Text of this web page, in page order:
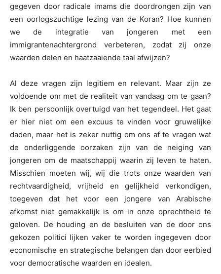
gegeven door radicale imams die doordrongen zijn van
een oorlogszuchtige lezing van de Koran? Hoe kunnen
we de integratie van jongeren met een
immigrantenachtergrond verbeteren, zodat zij onze
waarden delen en haatzaaiende taal afwijzen?
Al deze vragen zijn legitiem en relevant. Maar zijn ze
voldoende om met de realiteit van vandaag om te gaan?
Ik ben persoonlijk overtuigd van het tegendeel. Het gaat
er hier niet om een excuus te vinden voor gruwelijke
daden, maar het is zeker nuttig om ons af te vragen wat
de onderliggende oorzaken zijn van de neiging van
jongeren om de maatschappij waarin zij leven te haten.
Misschien moeten wij, wij die trots onze waarden van
rechtvaardigheid, vrijheid en gelijkheid verkondigen,
toegeven dat het voor een jongere van Arabische
afkomst niet gemakkelijk is om in onze oprechtheid te
geloven. De houding en de besluiten van de door ons
gekozen politici lijken vaker te worden ingegeven door
economische en strategische belangen dan door eerbied
voor democratische waarden en idealen.